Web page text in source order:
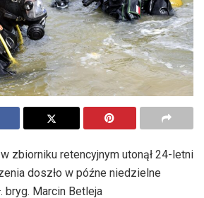
zbiorniku retencyjnym utonął 24-letni
doszło w późne niedzielne
bryg. Marcin Betleja